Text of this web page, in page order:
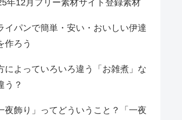
年12月フリー素材サイト登録素材
イパンで簡単・安い・おいしい伊達
作ろう
によっていろいろ違う「お雑煮」な
う？
夜飾り」ってどういうこと？「一夜